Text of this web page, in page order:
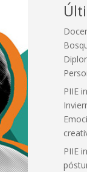
PIIE
PIIE